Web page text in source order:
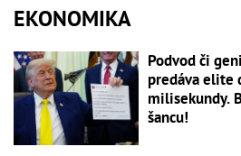
EKONOMIKA
Podvod či
predáva elite
milisekundy.
šancu!